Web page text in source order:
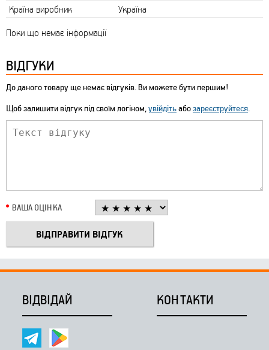
Країна виробник
Україна
Поки що немає інформації
ВІДГУКИ
До даного товару ще немає відгуків. Ви можете бути першим!
Щоб залишити відгук під своїм логіном,увійдітьабозареєструйтеся.
ВАША ОЦІНКА
ВІДВІДАЙ КОНТАКТИ